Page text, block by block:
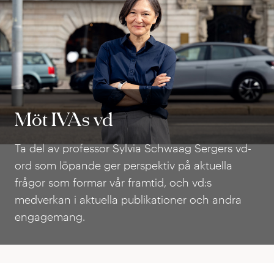
Möt IVAs vd
Ta del av professor Sylvia Schwaag Sergers vd-
ord som löpande ger perspektiv på aktuella
frågor som formar vår framtid, och vd:s
medverkan i aktuella publikationer och andra
engagemang.
Möt IVAs vd